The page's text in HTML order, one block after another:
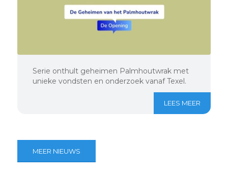
Serie onthult geheimen Palmhoutwrak met
unieke vondsten en onderzoek vanaf Texel.
LEES MEER
MEER NIEUWS